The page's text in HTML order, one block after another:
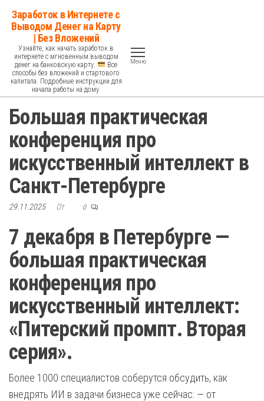
Перейти
содержимому
Заработок в Интернете с
Выводом Денег на Карту
| Без Вложений
Узнайте, как начать заработок в
интернете с мгновенным выводом
денег на банковскую карту.
Все
способы без вложений и стартового
капитала. Подробные инструкции для
начала работы на дому.
Меню
Большая практическая
конференция про
искусственный интеллект в
Санкт-Петербурге
29.11.2025 От 0
7 декабря в Петербурге —
большая практическая
конференция про
искусственный интеллект:
«Питерский промпт. Вторая
серия».
Более 1000 специалистов соберутся обсудить, как
внедрять ИИ в задачи бизнеса уже сейчас: — от